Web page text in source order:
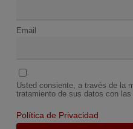
Email
Usted consiente, a través de la
tratamiento de sus datos con
Política de Privacidad